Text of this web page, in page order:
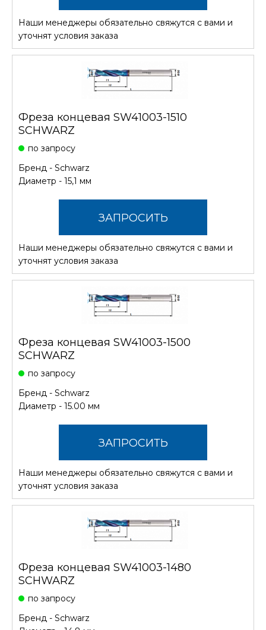
СТОИМОСТЬ
Наши менеджеры обязательно свяжутся с вами и
уточнят условия заказа
Фреза концевая SW41003-1510
SCHWARZ
по запросу
Бренд - Schwarz
Диаметр - 15,1 мм
ЗАПРОСИТЬ
СТОИМОСТЬ
Наши менеджеры обязательно свяжутся с вами и
уточнят условия заказа
Фреза концевая SW41003-1500
SCHWARZ
по запросу
Бренд - Schwarz
Диаметр - 15.00 мм
ЗАПРОСИТЬ
СТОИМОСТЬ
Наши менеджеры обязательно свяжутся с вами и
уточнят условия заказа
Фреза концевая SW41003-1480
SCHWARZ
по запросу
Бренд - Schwarz